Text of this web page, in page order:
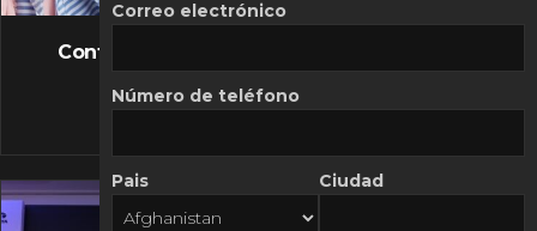
FLASH NEWS
Controversia de Mercado Libre por costos
10 MARZO, 2026
Correo electrónico
Número de teléfono
Pais Ciudad